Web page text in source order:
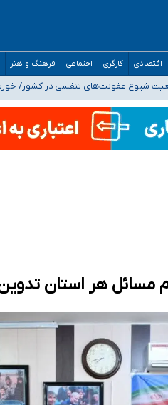
اقتصادی کارگری اجتماعی فرهنگ و هنر
دغدغه نان، مسکن و بیمه
شیوع عفونت‌های تنفسی در کشور/
بازداشت یا اخراج نشده است/ از رئیس
مدارس ایرانی امارات در کشور/
آسان به ماده مخدر ناس
مسائل هر استان